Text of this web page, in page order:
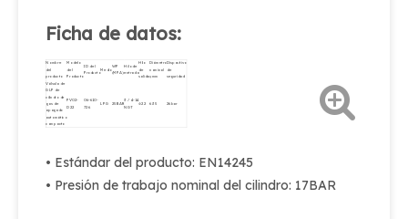
Ficha de datos:
Nombre
del
producto
Modelo
del
Producto
ID del
Producto
Medio
WP
(MPA)
Hilo de
entrada
Hilo
de
salida
Diámetro
nominal
φmm
Dispositivo
de
seguridad
Válvula de
GLP de
cilindro de
gas de
apagado
automático
compacto
PV02-
D22
06-610-
726
LPG 25BAR
3 / 4-14
NGT
Φ22 6.35 26bar
• Estándar del producto: EN14245
• Presión de trabajo nominal del cilindro: 17BAR